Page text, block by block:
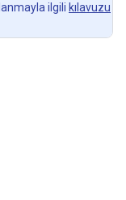
ilgili kılavuzu